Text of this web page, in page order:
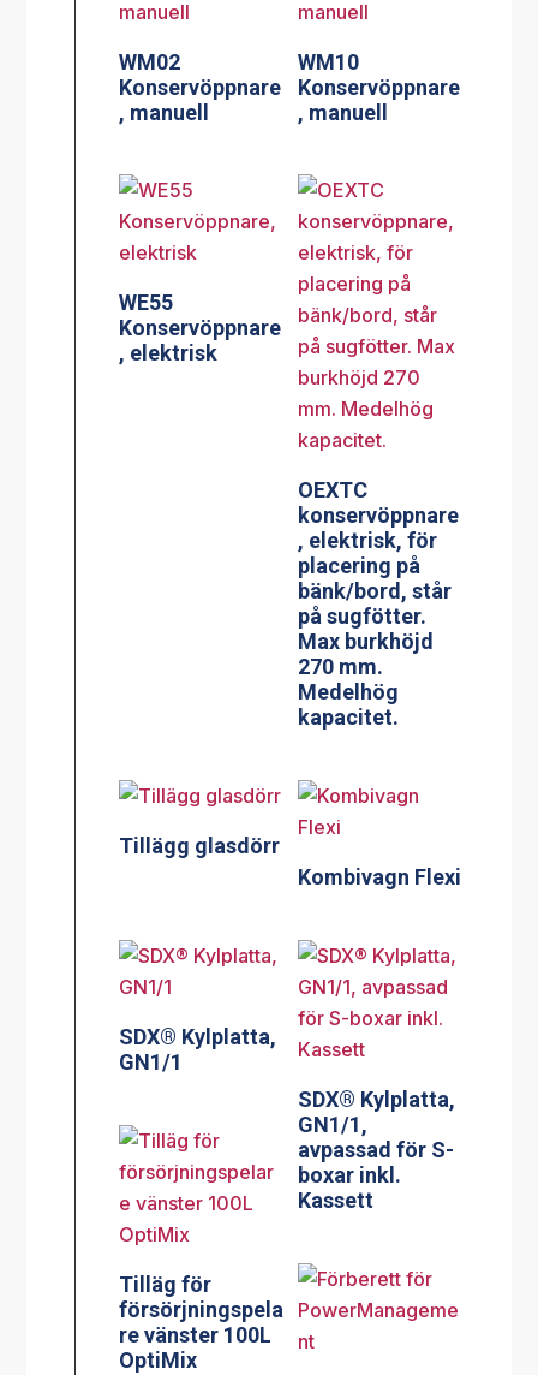
WM02
Konservöppnare
, manuell
WM10
Konservöppnare
, manuell
WE55
Konservöppnare
, elektrisk
OEXTC
konservöppnare
, elektrisk, för
placering på
bänk/bord, står
på sugfötter.
Max burkhöjd
270 mm.
Medelhög
kapacitet.
Tillägg glasdörr
Kombivagn Flexi
SDX® Kylplatta,
GN1/1
SDX® Kylplatta,
GN1/1,
avpassad för S-
boxar inkl.
Kassett
Tilläg för
försörjningspela
re vänster 100L
OptiMix